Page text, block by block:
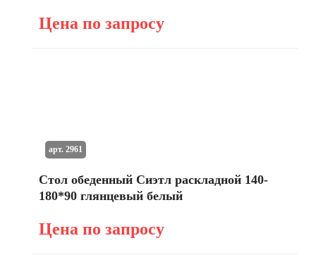
Цена по запросу
Стол обеденный Сиэтл раскладной 140-
180*90 глянцевый белый
Цена по запросу
арт. 2961